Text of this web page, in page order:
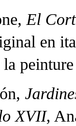
El
en
XVII,